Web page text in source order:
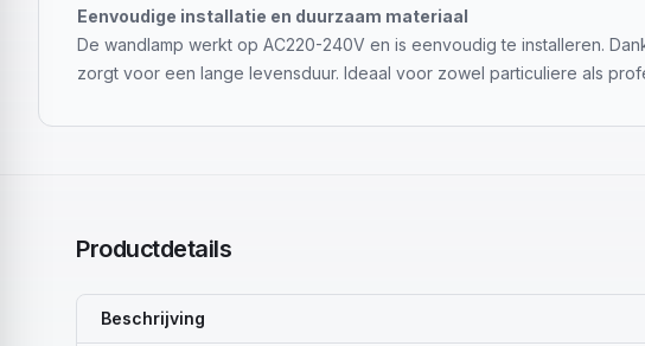
Eenvoudige installatie en duurzaam materiaal
De wandlamp werkt op AC220-240V en is eenvoudig te installeren.
zorgt voor een lange levensduur. Ideaal voor zowel particuliere als
Productdetails
Beschrijving